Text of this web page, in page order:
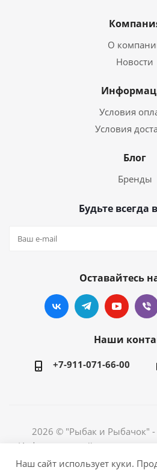
О
Новости
Условия
Условия
Блог
Бренды
Будьте всегда
Оставайтесь
Наши
+7-911-071-66-00
2026 © "Рыбак и Рыбачок" -
Информация сайта защищена
правах. Индивидуальный
Наш сайт использует куки.